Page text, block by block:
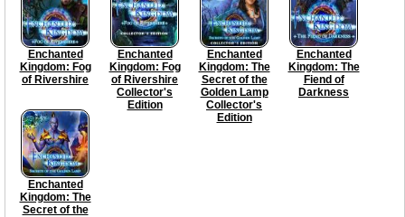
Enchanted
Kingdom: Fog
of Rivershire
Enchanted
Kingdom: Fog
of Rivershire
Collector's
Edition
Enchanted
Kingdom: The
Secret of the
Golden Lamp
Collector's
Edition
Enchanted
Kingdom: The
Fiend of
Darkness
Enchanted
Kingdom: The
Secret of the